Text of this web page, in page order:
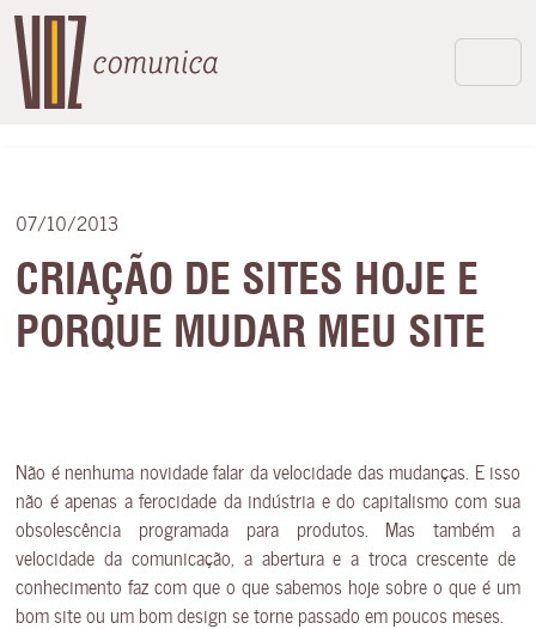
07/10/2013
CRIAÇÃO DE SITES HOJE E
PORQUE MUDAR MEU SITE
Não é nenhuma novidade falar da velocidade das mudanças. E isso
não é apenas a ferocidade da indústria e do capitalismo com sua
obsolescência programada para produtos. Mas também a
velocidade da comunicação, a abertura e a troca crescente de
conhecimento faz com que o que sabemos hoje sobre o que é um
bom site ou um bom design se torne passado em poucos meses.